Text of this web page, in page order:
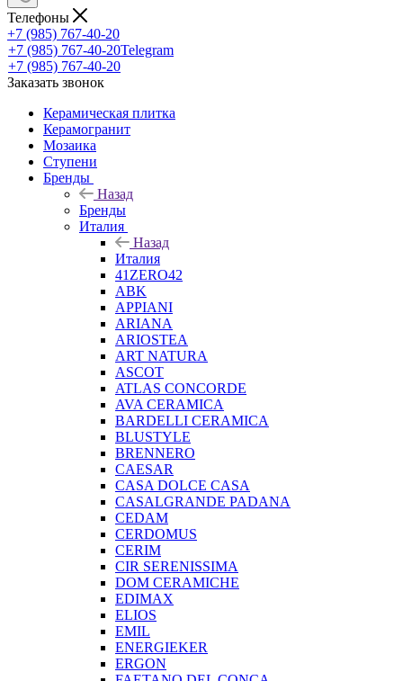
Телефоны
+7 (985) 767-40-20
+7 (985) 767-40-20Telegram
+7 (985) 767-40-20
Заказать звонок
Керамическая плитка
Керамогранит
Мозаика
Ступени
Бренды
Назад
Бренды
Италия
Назад
Италия
41ZERO42
ABK
APPIANI
ARIANA
ARIOSTEA
ART NATURA
ASCOT
ATLAS CONCORDE
AVA CERAMICA
BARDELLI CERAMICA
BLUSTYLE
BRENNERO
CAESAR
CASA DOLCE CASA
CASALGRANDE PADANA
CEDAM
CERDOMUS
CERIM
CIR SERENISSIMA
DOM CERAMICHE
EDIMAX
ELIOS
EMIL
ENERGIEKER
ERGON